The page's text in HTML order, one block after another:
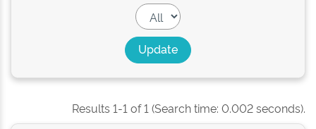
Results 1-1 of 1 (Search time: 0.002 seconds).